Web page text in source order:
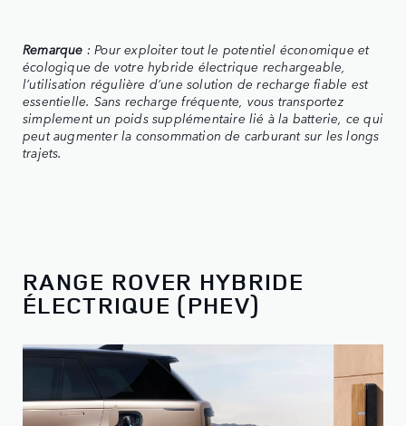
Remarque : Pour exploiter tout le potentiel économique et
écologique de votre hybride électrique rechargeable,
l’utilisation régulière d’une solution de recharge fiable est
essentielle. Sans recharge fréquente, vous transportez
simplement un poids supplémentaire lié à la batterie, ce qui
peut augmenter la consommation de carburant sur les longs
trajets.
RANGE ROVER HYBRIDE
ÉLECTRIQUE (PHEV)